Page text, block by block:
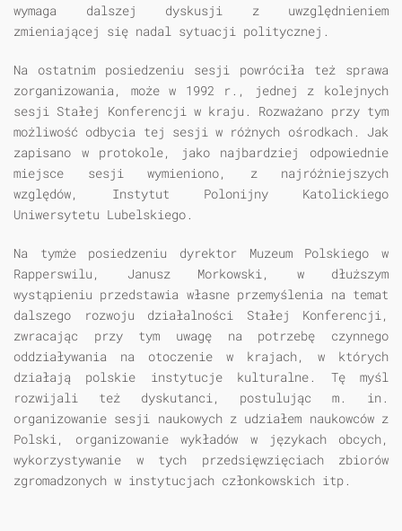
wymaga dalszej dyskusji z uwzględnieniem
zmieniającej się nadal sytuacji politycznej.
Na ostatnim posiedzeniu sesji powróciła też sprawa
zorganizowania, może w 1992 r., jednej z kolejnych
sesji Stałej Konferencji w kraju. Rozważano przy tym
możliwość odbycia tej sesji w różnych ośrodkach. Jak
zapisano w protokole, jako najbardziej odpowiednie
miejsce sesji wymieniono, z najróżniejszych
względów, Instytut Polonijny Katolickiego
Uniwersytetu Lubelskiego.
Na tymże posiedzeniu dyrektor Muzeum Polskiego w
Rapperswilu, Janusz Morkowski, w dłuższym
wystąpieniu przedstawia własne przemyślenia na temat
dalszego rozwoju działalności Stałej Konferencji,
zwracając przy tym uwagę na potrzebę czynnego
oddziaływania na otoczenie w krajach, w których
działają polskie instytucje kulturalne. Tę myśl
rozwijali też dyskutanci, postulując m. in.
organizowanie sesji naukowych z udziałem naukowców z
Polski, organizowanie wykładów w językach obcych,
wykorzystywanie w tych przedsięwzięciach zbiorów
zgromadzonych w instytucjach członkowskich itp.